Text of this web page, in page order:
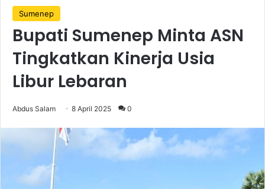
Sumenep
Bupati Sumenep Minta ASN
Tingkatkan Kinerja Usia
Libur Lebaran
Abdus Salam 8 April 2025 0